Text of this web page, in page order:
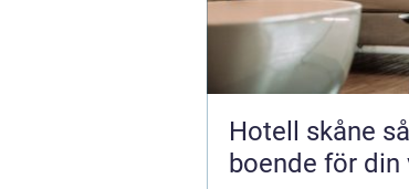
Hotell skåne så hittar du rätt
boende för din